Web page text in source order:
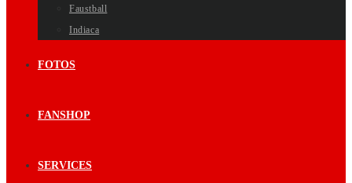
Faustball
Indiaca
FOTOS
FANSHOP
SERVICES